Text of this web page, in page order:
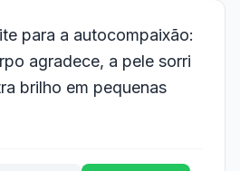
para a autocompaixão:
agradece, a pele sorri
brilho em pequenas